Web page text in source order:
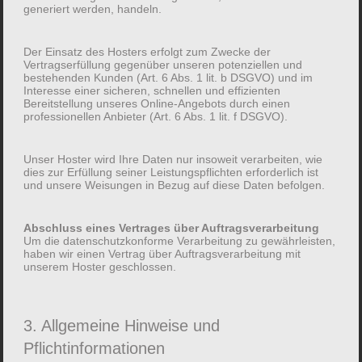
drei Standorten
Fußabdruck verkleinern? Mit Ihrem Taxi
Rombach® wird dies immer einfacher. Nach dem
erfolgreichen Einsatz eines der in Deutschland
investiert. Drei neue elektrifizierte Mercedes E-
Klasse Hybrid-Plugin[Weiterlesen]
generiert werden, handeln.
Der Einsatz des Hosters erfolgt zum Zwecke der
Vertragserfüllung gegenüber unseren potenziellen und
bestehenden Kunden (Art. 6 Abs. 1 lit. b DSGVO) und im
Interesse einer sicheren, schnellen und effizienten
Bereitstellung unseres Online-Angebots durch einen
professionellen Anbieter (Art. 6 Abs. 1 lit. f DSGVO).
Unser Hoster wird Ihre Daten nur insoweit verarbeiten, wie
dies zur Erfüllung seiner Leistungspflichten erforderlich ist
und unsere Weisungen in Bezug auf diese Daten befolgen.
Abschluss eines Vertrages über Auftragsverarbeitung
Um die datenschutzkonforme Verarbeitung zu gewährleisten,
haben wir einen Vertrag über Auftragsverarbeitung mit
unserem Hoster geschlossen.
3. Allgemeine Hinweise und
Pflichtinformationen